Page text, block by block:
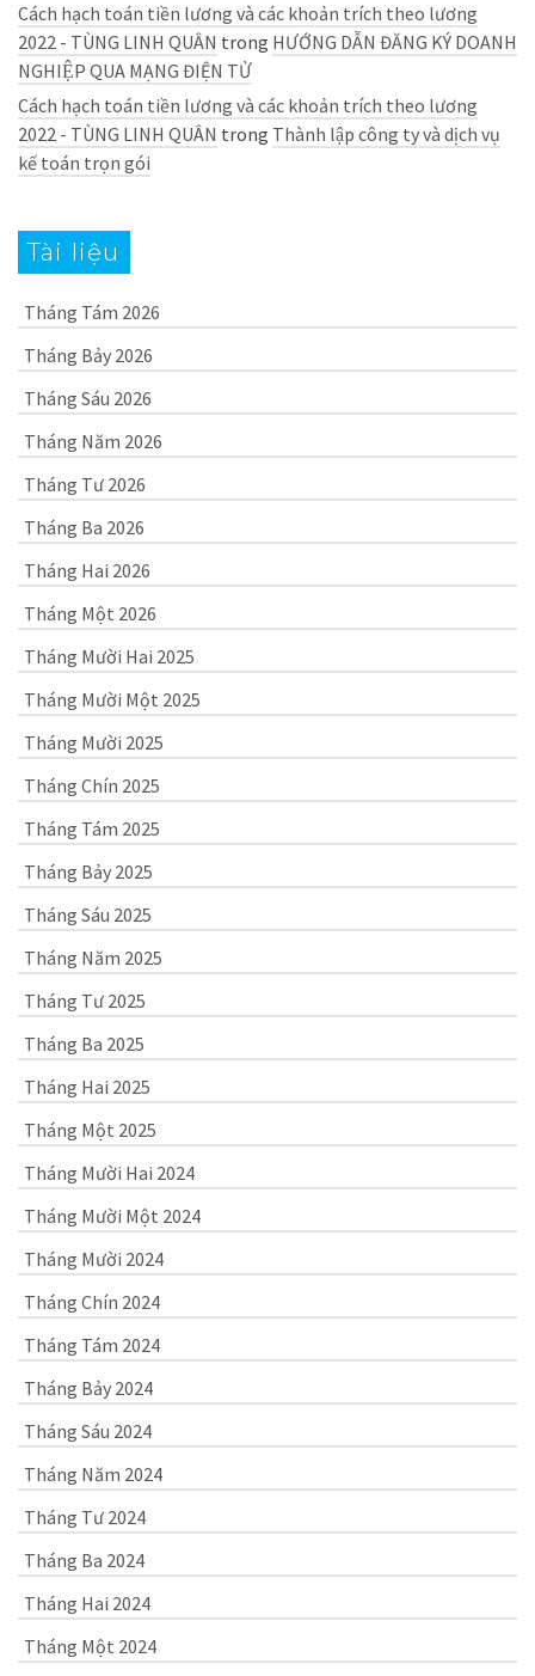
Cách hạch toán tiền lương và các khoản trích theo lương
2022 - TÙNG LINH QUÂN trong HƯỚNG DẪN ĐĂNG KÝ DOANH
NGHIỆP QUA MẠNG ĐIỆN TỬ
Cách hạch toán tiền lương và các khoản trích theo lương
2022 - TÙNG LINH QUÂN trong Thành lập công ty và dịch vụ
kế toán trọn gói
Tài liệu
Tháng Tám 2026
Tháng Bảy 2026
Tháng Sáu 2026
Tháng Năm 2026
Tháng Tư 2026
Tháng Ba 2026
Tháng Hai 2026
Tháng Một 2026
Tháng Mười Hai 2025
Tháng Mười Một 2025
Tháng Mười 2025
Tháng Chín 2025
Tháng Tám 2025
Tháng Bảy 2025
Tháng Sáu 2025
Tháng Năm 2025
Tháng Tư 2025
Tháng Ba 2025
Tháng Hai 2025
Tháng Một 2025
Tháng Mười Hai 2024
Tháng Mười Một 2024
Tháng Mười 2024
Tháng Chín 2024
Tháng Tám 2024
Tháng Bảy 2024
Tháng Sáu 2024
Tháng Năm 2024
Tháng Tư 2024
Tháng Ba 2024
Tháng Hai 2024
Tháng Một 2024